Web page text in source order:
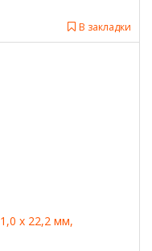
В закладки
х 22,2 мм,